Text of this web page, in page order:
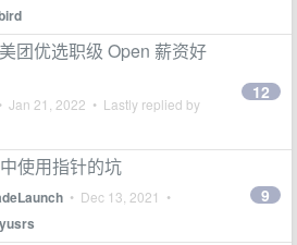
团优选职级 Open 薪资好
• Jan 21, 2022 • Lastly replied by
12
使用指针的坑
• Dec 13, 2021 •
9